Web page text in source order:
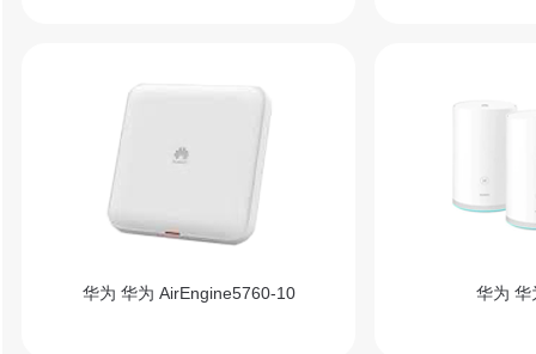
华为 华为 AirEngine5760-10 华为 华